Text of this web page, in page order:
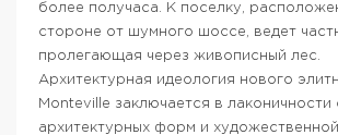
более получаса. К поселку,
стороне от шумного шоссе, ведет
пролегающая через живописный лес.
Архитектурная идеология нового
Monteville заключается в
архитектурных форм и